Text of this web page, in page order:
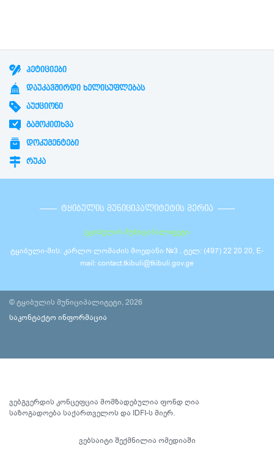
ᲞᲔᲢᲘᲪᲘᲔᲑᲘ
ᲓᲐᲣᲙᲐᲕᲨᲘᲠᲓᲘ ᲮᲔᲚᲘᲡᲣᲤᲚᲔᲑᲐᲡ
ᲐᲣᲥᲪᲘᲝᲜᲘ
ᲒᲐᲛᲝᲙᲘᲗᲮᲕᲐ
ᲓᲝᲙᲣᲛᲔᲜᲢᲔᲑᲘ
ᲠᲣᲙᲐ
ᲢᲧᲘᲑᲣᲚᲘᲡ ᲛᲣᲜᲘᲪᲘᲞᲐᲚᲘᲢᲔᲢᲘᲡ ᲛᲔᲠᲘᲐ
ტყიბულის მუნიციპალიტეტი
ტყიბული-მის: კარლო ლომაძის მოედანი №3 , ტელ: (497) 22 20 20, E-
mail: contact.tkibuli@tkibuli.gov.ge
© ტყიბულის მუნიციპალიტეტი, 2026
საკონტაქტო ინფორმაცია
ვებგვერდის კონცეფცია მომზადებულია ფონდ ღია
საზოგადოება საქართველოს და IDFI-ს მიერ.
ვებსაიტი შექმნილია ომედიაში